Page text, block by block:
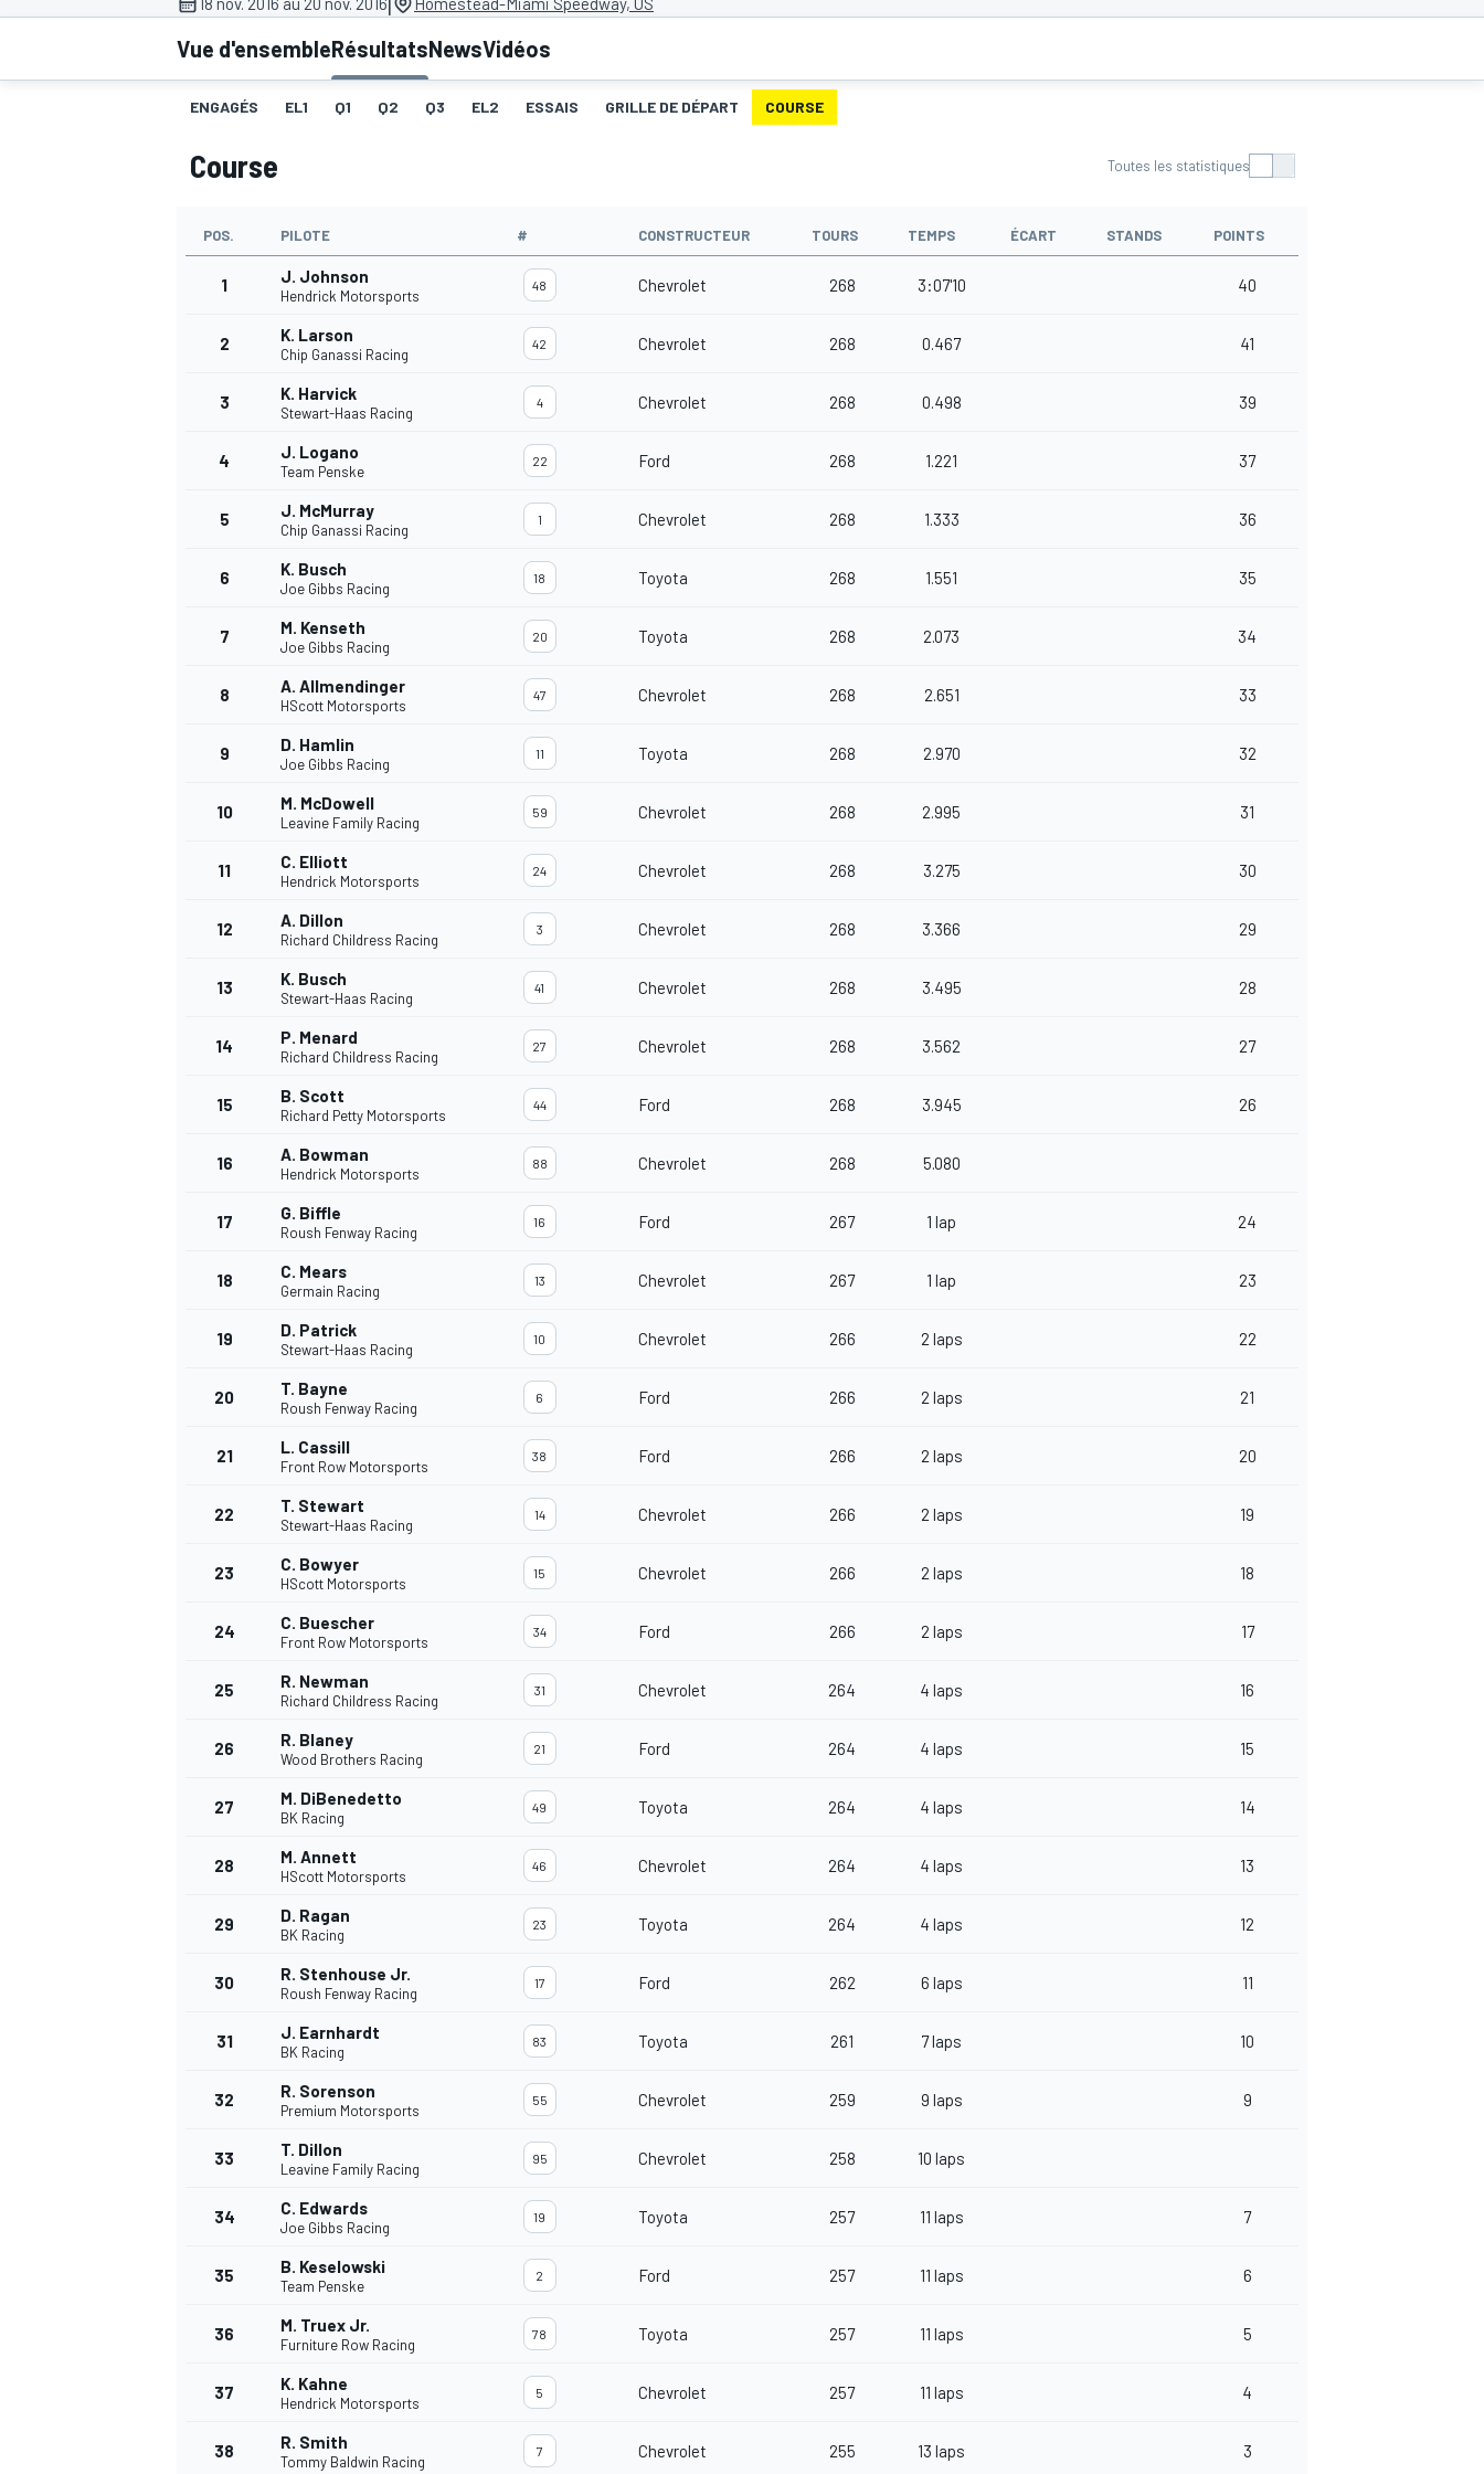
MOTOGP
AUTRES CHAMPIONNATS
Vue d'ensembleRésultatsNewsVidéos
ENGAGÉS EL1 Q1 Q2 Q3 EL2 ESSAIS GRILLE DE DÉPART COURSE
Course Toutes les statistiques
POS. PILOTE # CONSTRUCTEUR TOURS TEMPS ÉCART STANDS POINTS
1 J. Johnson
Hendrick Motorsports
48 Chevrolet 268 3:07'10 40
2 K. Larson
Chip Ganassi Racing
42 Chevrolet 268 0.467 41
3 K. Harvick
Stewart-Haas Racing
4 Chevrolet 268 0.498 39
4 J. Logano
Team Penske
22 Ford 268 1.221 37
5 J. McMurray
Chip Ganassi Racing
1 Chevrolet 268 1.333 36
6 K. Busch
Joe Gibbs Racing
18 Toyota 268 1.551 35
7 M. Kenseth
Joe Gibbs Racing
20 Toyota 268 2.073 34
8 A. Allmendinger
HScott Motorsports
47 Chevrolet 268 2.651 33
9 D. Hamlin
Joe Gibbs Racing
11 Toyota 268 2.970 32
10 M. McDowell
Leavine Family Racing
59 Chevrolet 268 2.995 31
11 C. Elliott
Hendrick Motorsports
24 Chevrolet 268 3.275 30
12 A. Dillon
Richard Childress Racing
3 Chevrolet 268 3.366 29
13 K. Busch
Stewart-Haas Racing
41 Chevrolet 268 3.495 28
14 P. Menard
Richard Childress Racing
27 Chevrolet 268 3.562 27
15 B. Scott
Richard Petty Motorsports
44 Ford 268 3.945 26
16 A. Bowman
Hendrick Motorsports
88 Chevrolet 268 5.080
17 G. Biffle
Roush Fenway Racing
16 Ford 267 1 lap 24
18 C. Mears
Germain Racing
13 Chevrolet 267 1 lap 23
19 D. Patrick
Stewart-Haas Racing
10 Chevrolet 266 2 laps 22
20 T. Bayne
Roush Fenway Racing
6 Ford 266 2 laps 21
21 L. Cassill
Front Row Motorsports
38 Ford 266 2 laps 20
22 T. Stewart
Stewart-Haas Racing
14 Chevrolet 266 2 laps 19
23 C. Bowyer
HScott Motorsports
15 Chevrolet 266 2 laps 18
24 C. Buescher
Front Row Motorsports
34 Ford 266 2 laps 17
25 R. Newman
Richard Childress Racing
31 Chevrolet 264 4 laps 16
26 R. Blaney
Wood Brothers Racing
21 Ford 264 4 laps 15
27 M. DiBenedetto
BK Racing
49 Toyota 264 4 laps 14
28 M. Annett
HScott Motorsports
46 Chevrolet 264 4 laps 13
29 D. Ragan
BK Racing
23 Toyota 264 4 laps 12
30 R. Stenhouse Jr.
Roush Fenway Racing
17 Ford 262 6 laps 11
31 J. Earnhardt
BK Racing
83 Toyota 261 7 laps 10
32 R. Sorenson
Premium Motorsports
55 Chevrolet 259 9 laps 9
33 T. Dillon
Leavine Family Racing
95 Chevrolet 258 10 laps
34 C. Edwards
Joe Gibbs Racing
19 Toyota 257 11 laps 7
35 B. Keselowski
Team Penske
2 Ford 257 11 laps 6
36 M. Truex Jr.
Furniture Row Racing
78 Toyota 257 11 laps 5
37 K. Kahne
Hendrick Motorsports
5 Chevrolet 257 11 laps 4
38 R. Smith
Tommy Baldwin Racing
7 Chevrolet 255 13 laps 3